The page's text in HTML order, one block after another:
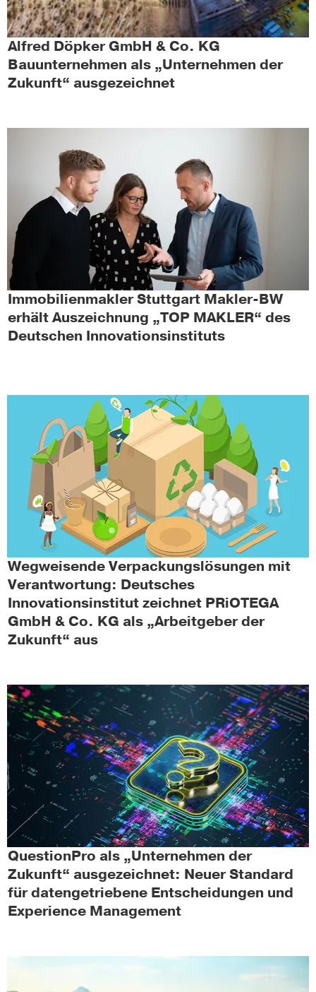
Alfred Döpker GmbH & Co. KG
Bauunternehmen als „Unternehmen der
Zukunft“ ausgezeichnet
Immobilienmakler Stuttgart Makler-BW
erhält Auszeichnung „TOP MAKLER“ des
Deutschen Innovationsinstituts
Wegweisende Verpackungslösungen mit
Verantwortung: Deutsches
Innovationsinstitut zeichnet PRiOTEGA
GmbH & Co. KG als „Arbeitgeber der
Zukunft“ aus
QuestionPro als „Unternehmen der
Zukunft“ ausgezeichnet: Neuer Standard
für datengetriebene Entscheidungen und
Experience Management